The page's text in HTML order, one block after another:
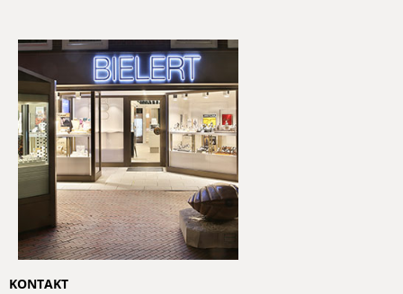
KONTAKT